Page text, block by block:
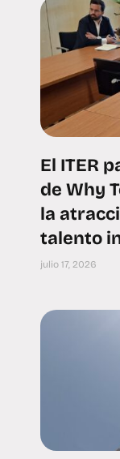
El ITER
de Why
la
talento
julio 17, 2026